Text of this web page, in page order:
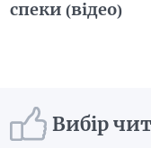
спеки (відео)
Вибір